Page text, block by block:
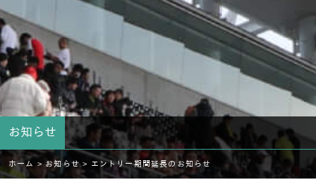
お知らせ
ホーム >お知らせ > エントリー期間延長のお知らせ